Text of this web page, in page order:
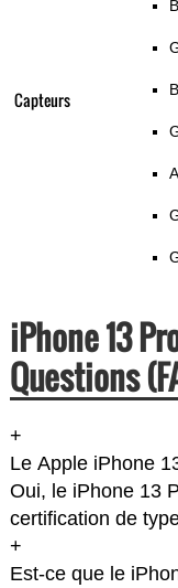
Capteurs
iPhone 13
Questions
+
Le Apple iPhone
Oui, le iPhone 13
certification de
+
Est-ce que le